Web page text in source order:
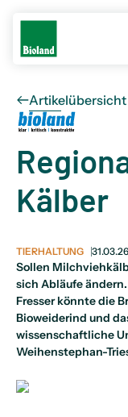
Artikelübersicht
Kälber
TIERHALTUNG 31.03.26
Sollen
sich Abläufe
Fresser könnte die
Bioweiderind und
wissenschaftliche
Weihenstephan-